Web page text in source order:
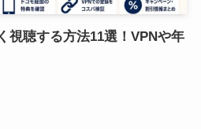
視聴する方法11選！VPNや年